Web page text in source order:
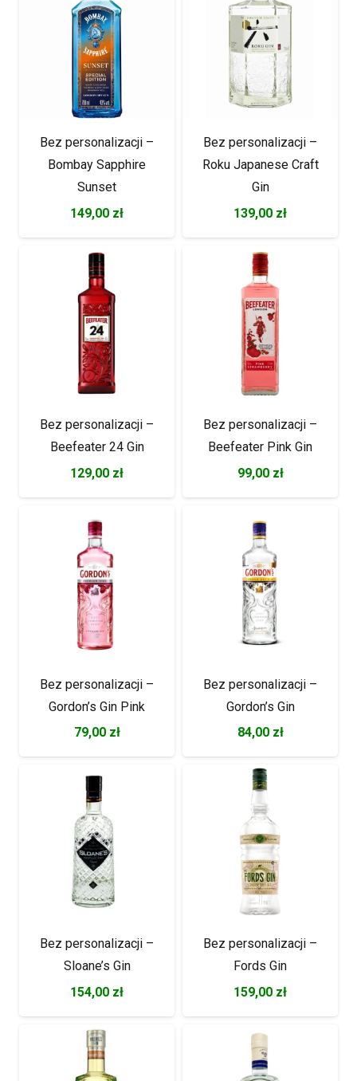
Bez personalizacji –
Bombay Sapphire
Sunset
149,00 zł
Bez personalizacji –
Roku Japanese Craft
Gin
139,00 zł
Bez personalizacji –
Beefeater 24 Gin
129,00 zł
Bez personalizacji –
Beefeater Pink Gin
99,00 zł
Bez personalizacji –
Gordon’s Gin Pink
79,00 zł
Bez personalizacji –
Gordon’s Gin
84,00 zł
Bez personalizacji –
Sloane’s Gin
154,00 zł
Bez personalizacji –
Fords Gin
159,00 zł